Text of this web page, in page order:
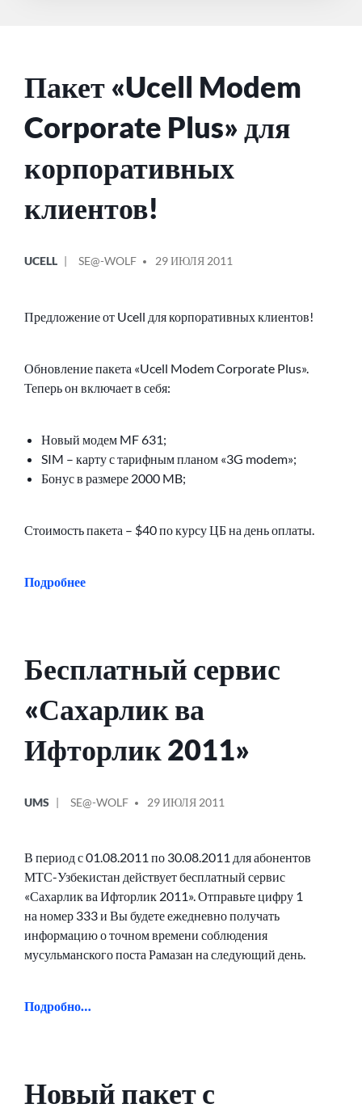
Пакет «Ucell Modem
Corporate Plus» для
корпоративных
клиентов!
В
UCELL
ОТ
SE@-WOLF 29 ИЮЛЯ 2011
Предложение от Ucell для корпоративных клиентов!
Обновление пакета «Ucell Modem Corporate Plus».
Теперь он включает в себя:
Новый модем MF 631;
SIM – карту с тарифным планом «3G modem»;
Бонус в размере 2000 MB;
Стоимость пакета – $40 по курсу ЦБ на день оплаты.
Подробнее
Бесплатный сервис
«Сахарлик ва
Ифторлик 2011»
В
UMS
ОТ
SE@-WOLF 29 ИЮЛЯ 2011
В период с 01.08.2011 по 30.08.2011 для абонентов
МТС-Узбекистан действует бесплатный сервис
«Сахарлик ва Ифторлик 2011». Отправьте цифру 1
на номер 333 и Вы будете ежедневно получать
информацию о точном времени соблюдения
мусульманского поста Рамазан на следующий день.
Подробно…
Новый пакет с